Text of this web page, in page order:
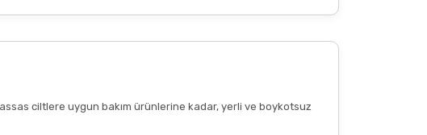
ciltlere uygun bakım ürünlerine kadar, yerli ve boykotsuz